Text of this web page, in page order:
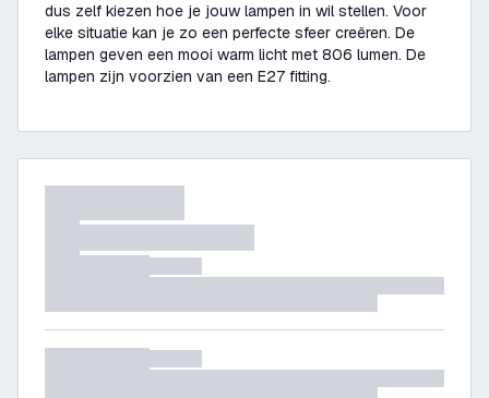
dus zelf kiezen hoe je jouw lampen in wil stellen. Voor
elke situatie kan je zo een perfecte sfeer creëren. De
lampen geven een mooi warm licht met 806 lumen. De
lampen zijn voorzien van een E27 fitting.